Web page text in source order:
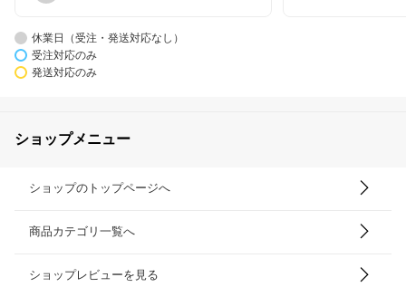
休業日（受注・発送対応なし）
受注対応のみ
発送対応のみ
ショップメニュー
ショップのトップページへ
商品カテゴリ一覧へ
ショップレビューを見る